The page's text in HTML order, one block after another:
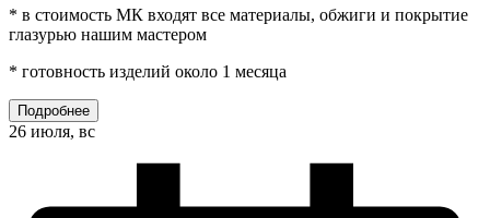
* в стоимость МК входят все материалы, обжиги и покрытие
глазурью нашим мастером
* готовность изделий около 1 месяца
Подробнее
26 июля, вс